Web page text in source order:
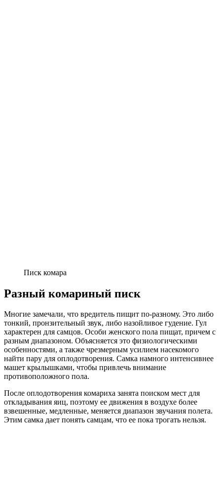
Писк комара
Разный комариный писк
Многие замечали, что вредитель пищит по-разному. Это либо
тонкий, пронзительный звук, либо назойливое гудение. Гул
характерен для самцов. Особи женского пола пищат, причем с
разным диапазоном. Объясняется это физиологическими
особенностями, а также чрезмерным усилием насекомого
найти пару для оплодотворения. Самка намного интенсивнее
машет крылышками, чтобы привлечь внимание
противоположного пола.
После оплодотворения комариха занята поиском мест для
откладывания яиц, поэтому ее движения в воздухе более
взвешенные, медленные, меняется диапазон звучания полета.
Этим самка дает понять самцам, что ее пока трогать нельзя.